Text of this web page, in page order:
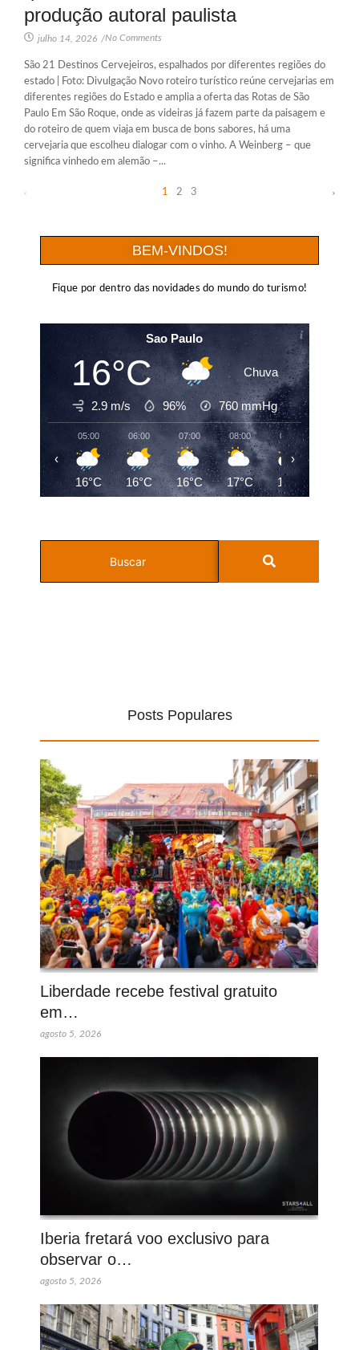
produção autoral paulista
julho 14, 2026 /No Comments
São 21 Destinos Cervejeiros, espalhados por diferentes regiões do
estado | Foto: Divulgação Novo roteiro turístico reúne cervejarias em
diferentes regiões do Estado e amplia a oferta das Rotas de São
Paulo Em São Roque, onde as videiras já fazem parte da paisagem e
do roteiro de quem viaja em busca de bons sabores, há uma
cervejaria que escolheu dialogar com o vinho. A Weinberg – que
significa vinhedo em alemão –...
1 2 3
BEM-VINDOS!
Fique por dentro das novidades do mundo do turismo!
Sao Paulo
16°C Chuva
2.9 m/s 96% 760mmHg
05:00
16°C
06:00
16°C
07:00
16°C
08:00
17°C
09:00
19°C
‹ ›
Posts Populares
Liberdade recebe festival gratuito
em…
agosto 5, 2026
Iberia fretará voo exclusivo para
observar o…
agosto 5, 2026